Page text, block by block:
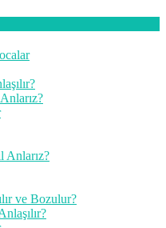
Anlarız?
ve Bozulur?